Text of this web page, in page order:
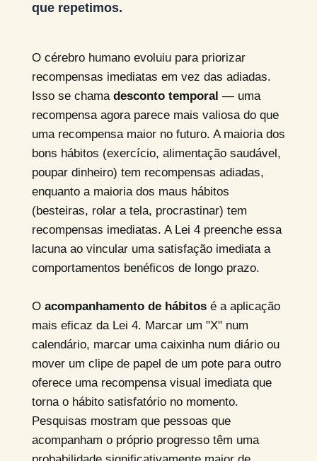
que repetimos.
O cérebro humano evoluiu para priorizar
recompensas imediatas em vez das adiadas.
Isso se chama desconto temporal — uma
recompensa agora parece mais valiosa do que
uma recompensa maior no futuro. A maioria dos
bons hábitos (exercício, alimentação saudável,
poupar dinheiro) tem recompensas adiadas,
enquanto a maioria dos maus hábitos
(besteiras, rolar a tela, procrastinar) tem
recompensas imediatas. A Lei 4 preenche essa
lacuna ao vincular uma satisfação imediata a
comportamentos benéficos de longo prazo.
O acompanhamento de hábitosé a aplicação
mais eficaz da Lei 4. Marcar um "X" num
calendário, marcar uma caixinha num diário ou
mover um clipe de papel de um pote para outro
oferece uma recompensa visual imediata que
torna o hábito satisfatório no momento.
Pesquisas mostram que pessoas que
acompanham o próprio progresso têm uma